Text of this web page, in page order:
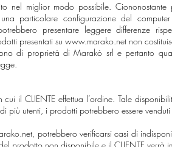
miglior modo possibile. Ciononostante
particolare configurazione del
presentare leggere differenze
presentati su www.marako.net non
di proprietà di Marakò srl e pertanto
il CLIENTE effettua l’ordine. Tale
utenti, i prodotti potrebbero essere
potrebbero verificarsi casi di